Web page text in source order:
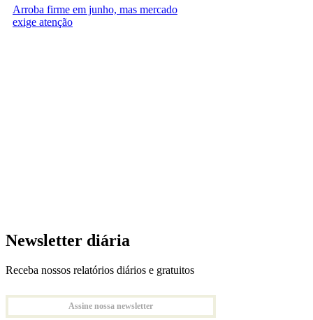
Arroba firme em junho, mas mercado
exige atenção
Newsletter diária
Receba nossos relatórios diários e gratuitos
Assine nossa newsletter